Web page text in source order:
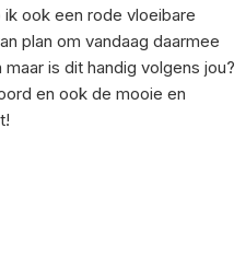
ook een rode vloeibare
plan om vandaag daarmee
is dit handig volgens jou?
en ook de mooie en